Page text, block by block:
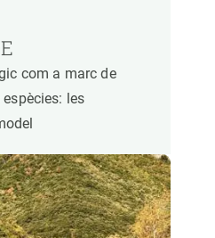
com a marc de
les